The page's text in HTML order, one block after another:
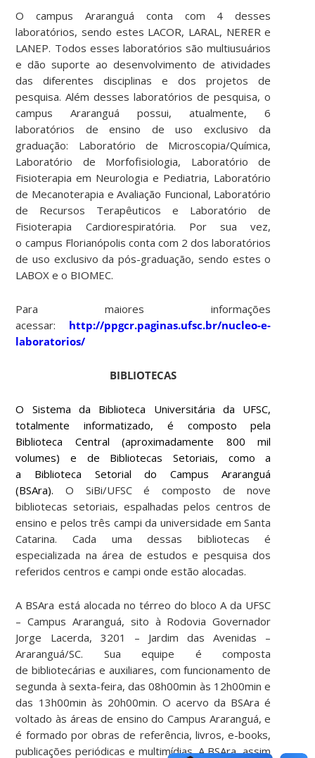
O campus Araranguá conta com 4 desses
laboratórios, sendo estes LACOR, LARAL, NERER e
LANEP. Todos esses laboratórios são multiusuários
e dão suporte ao desenvolvimento de atividades
das diferentes disciplinas e dos projetos de
pesquisa. Além desses laboratórios de pesquisa, o
campus Araranguá possui, atualmente, 6
laboratórios de ensino de uso exclusivo da
graduação: Laboratório de Microscopia/Química,
Laboratório de Morfofisiologia, Laboratório de
Fisioterapia em Neurologia e Pediatria, Laboratório
de Mecanoterapia e Avaliação Funcional, Laboratório
de Recursos Terapêuticos e Laboratório de
Fisioterapia Cardiorespiratória. Por sua vez,
o campus Florianópolis conta com 2 dos laboratórios
de uso exclusivo da pós-graduação, sendo estes o
LABOX e o BIOMEC.
Para maiores informações
acessar: http://ppgcr.paginas.ufsc.br/nucleo-e-
laboratorios/
BIBLIOTECAS
O Sistema da Biblioteca Universitária da UFSC,
totalmente informatizado, é composto pela
Biblioteca Central (aproximadamente 800 mil
volumes) e de Bibliotecas Setoriais, como a
a Biblioteca Setorial do Campus Araranguá
(BSAra).O SiBi/UFSC é composto de nove
bibliotecas setoriais, espalhadas pelos centros de
ensino e pelos três campi da universidade em Santa
Catarina. Cada uma dessas bibliotecas é
especializada na área de estudos e pesquisa dos
referidos centros e campi onde estão alocadas.
A BSAra está alocada no térreo do bloco A da UFSC
– Campus Araranguá, sito à Rodovia Governador
Jorge Lacerda, 3201 – Jardim das Avenidas –
Araranguá/SC. Sua equipe é composta
de bibliotecárias e auxiliares, com funcionamento de
segunda à sexta-feira, das 08h00min às 12h00min e
das 13h00min às 20h00min. O acervo da BSAra é
voltado às áreas de ensino do Campus Araranguá, e
é formado por obras de referência, livros, e-books,
publicações periódicas e multimídias. A BSAra, assim